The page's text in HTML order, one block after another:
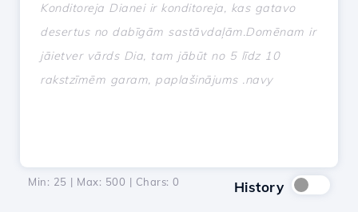
Min: 25 | Max: 500 | Chars: 0 History